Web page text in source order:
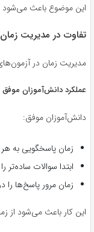
این موضوع باعث می‌شود
تفاوت در مدیریت
مدیریت زمان در
عملکرد دانش‌آموزان موفق
دانش‌آموزان موفق:
زمان پاسخگویی به
ابتدا سوالات ساده‌تر
زمان مرور پاسخ‌ها را
این کار باعث می‌شود از